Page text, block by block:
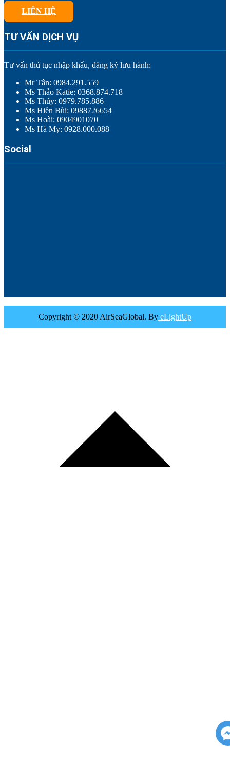
LIÊN HỆ
TƯ VẤN DỊCH VỤ
Tư vấn thủ tục nhập khẩu, đăng ký lưu hành:
Mr Tân: 0984.291.559
Ms Thảo Katie: 0368.874.718
Ms Thúy: 0979.785.886
Ms Hiền Bùi: 0988726654
Ms Hoài: 0904901070
Ms Hà My: 0928.000.088
Social
Copyright © 2020 AirSeaGlobal. By eLightUp